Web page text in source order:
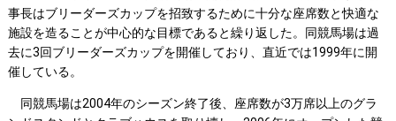
事長はブリーダーズカップを招致するために十分な座席数と快適な
施設を造ることが中心的な目標であると繰り返した。同競馬場は過
去に3回ブリーダーズカップを開催しており、直近では1999年に開
催している。
同競馬場は2004年のシーズン終了後、座席数が3万席以上のグラ